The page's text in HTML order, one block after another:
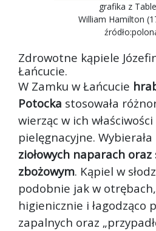
grafika z
William Hamilton
Zdrowotne kąpiele
Łańcucie.
W Zamku w Łańcucie
Potocka stosowała
wierząc w ich
pielęgnacyjne.
ziołowych naparach oraz
zbożowym. Kąpiel w
podobnie jak w otrębach,
higienicznie i łagodząco
zapalnych oraz